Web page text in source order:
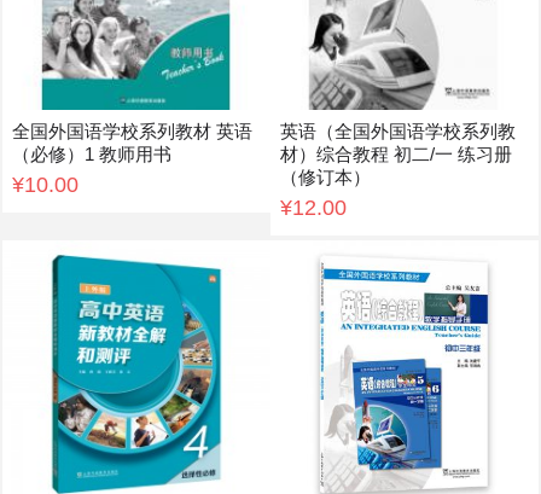
全国外国语学校系列教材 英语
（必修）1 教师用书
¥10.00
英语（全国外国语学校系列教
材）综合教程 初二/一 练习册
（修订本）
¥12.00